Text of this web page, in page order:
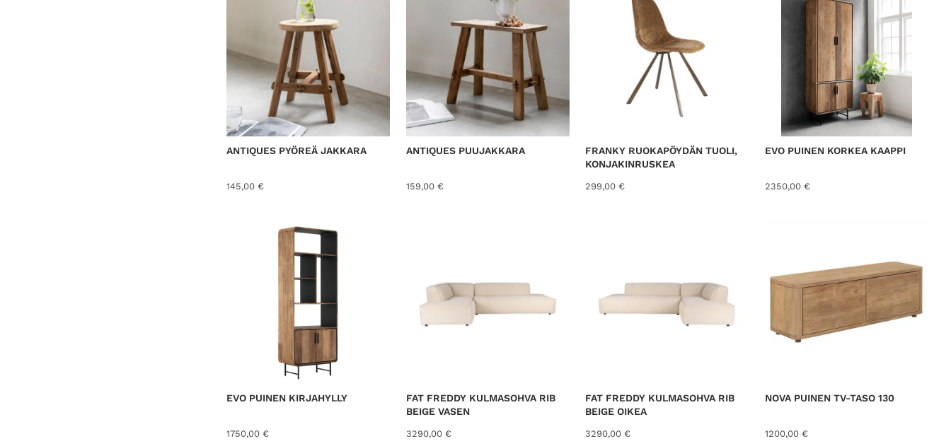
ANTIQUES PYÖREÄ JAKKARA
145,00 €
ANTIQUES PUUJAKKARA
159,00 €
FRANKY RUOKAPÖYDÄN TUOLI,
KONJAKINRUSKEA
299,00 €
EVO PUINEN KORKEA KAAPPI
2350,00 €
EVO PUINEN KIRJAHYLLY
1750,00 €
FAT FREDDY KULMASOHVA RIB
BEIGE VASEN
3290,00 €
FAT FREDDY KULMASOHVA RIB
BEIGE OIKEA
3290,00 €
NOVA PUINEN TV-TASO 130
1200,00 €